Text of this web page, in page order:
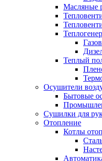
Масляные
Теплый
Осушители
Бытовые
Сушилки для
Отопление
Котлы